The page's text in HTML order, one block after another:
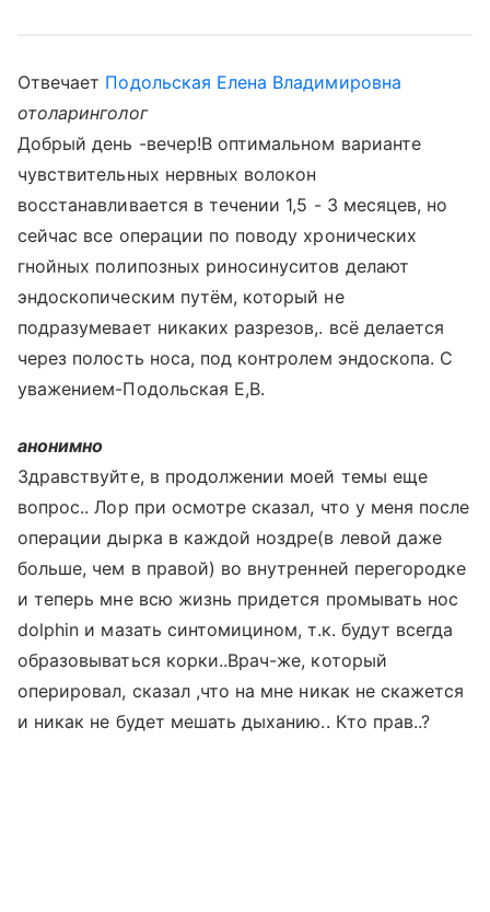
Отвечает Подольская Елена Владимировна
отоларинголог
Добрый день -вечер!В оптимальном варианте
чувствительных нервных волокон
восстанавливается в течении 1,5 - 3 месяцев, но
сейчас все операции по поводу хронических
гнойных полипозных риносинуситов делают
эндоскопическим путём, который не
подразумевает никаких разрезов,. всё делается
через полость носа, под контролем эндоскопа. С
уважением-Подольская Е,В.
анонимно
Здравствуйте, в продолжении моей темы еще
вопрос.. Лор при осмотре сказал, что у меня после
операции дырка в каждой ноздре(в левой даже
больше, чем в правой) во внутренней перегородке
и теперь мне всю жизнь придется промывать нос
dolphin и мазать синтомицином, т.к. будут всегда
образовываться корки..Врач-же, который
оперировал, сказал ,что на мне никак не скажется
и никак не будет мешать дыханию.. Кто прав..?